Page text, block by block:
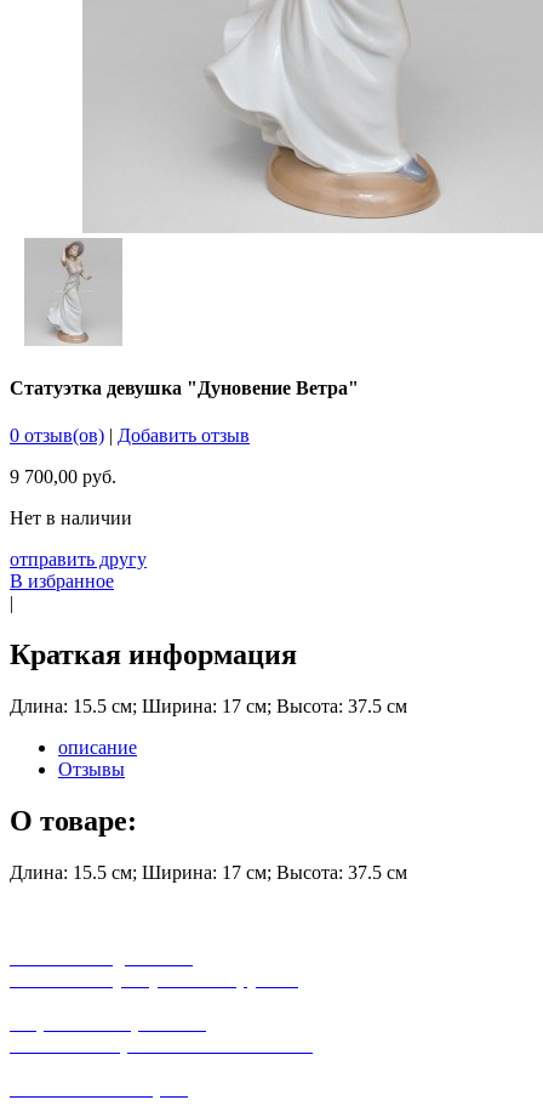
Статуэтка девушка "Дуновение Ветра"
0 отзыв(ов) | Добавить отзыв
9 700,00 руб.
Нет в наличии
отправить другу
В избранное
|
Краткая информация
Длина: 15.5 см; Ширина: 17 см; Высота: 37.5 см
описание
Отзывы
О товаре:
Длина: 15.5 см; Ширина: 17 см; Высота: 37.5 см